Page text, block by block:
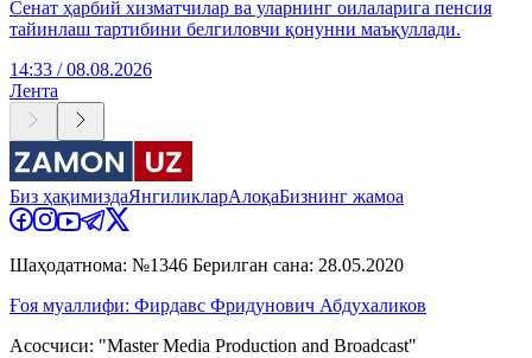
Сенат ҳарбий хизматчилар ва уларнинг оилаларига пенсия
тайинлаш тартибини белгиловчи қонунни маъқуллади.
14:33 / 08.08.2026
Лента
Биз ҳақимиздаЯнгиликларАлоқаБизнинг жамоа
Шаҳодатнома: №1346 Берилган сана: 28.05.2020
Ғоя муаллифи: Фирдавс Фридунович Абдухаликов
Асосчиси: "Master Media Production and Broadcast"